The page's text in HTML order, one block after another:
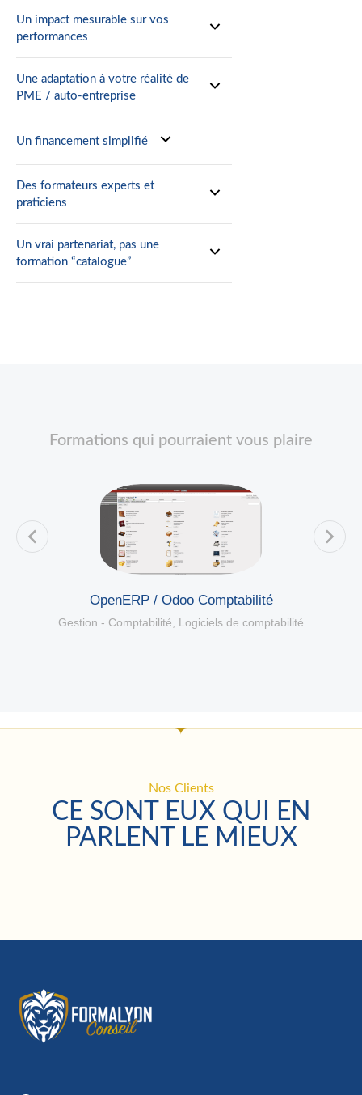
Un impact mesurable sur vos
performances
Une adaptation à votre réalité de
PME / auto-entreprise
Un financement simplifié
Des formateurs experts et
praticiens
Un vrai partenariat, pas une
formation “catalogue”
Formations qui pourraient vous plaire
OpenERP / Odoo Comptabilité
Gestion - Comptabilité, Logiciels de comptabilité
Nos Clients
CE SONT EUX QUI EN
PARLENT LE MIEUX